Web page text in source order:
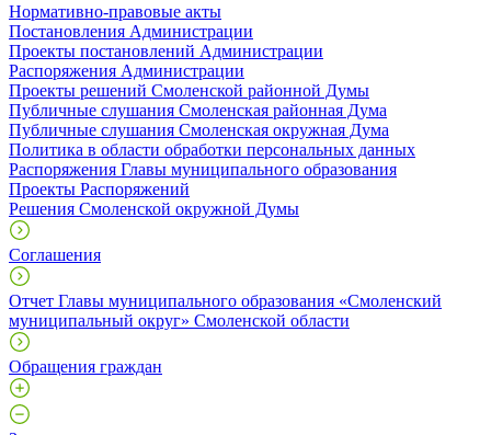
Нормативно-правовые акты
Постановления Администрации
Проекты постановлений Администрации
Распоряжения Администрации
Проекты решений Смоленской районной Думы
Публичные слушания Смоленская районная Дума
Публичные слушания Смоленская окружная Дума
Политика в области обработки персональных данных
Распоряжения Главы муниципального образования
Проекты Распоряжений
Решения Смоленской окружной Думы
Соглашения
Отчет Главы муниципального образования «Смоленский
муниципальный округ» Смоленской области
Обращения граждан